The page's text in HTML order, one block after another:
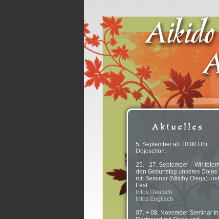
5. September ab 10:00 Uhr
Dojoschön.
25. - 27. September – Wir
den Geburtstag unseres Dojos
mit Seminar (Mitchy Otega) und
Fest.
Infos Deutsch
Infos Englisch
07. + 08. November Seminar in